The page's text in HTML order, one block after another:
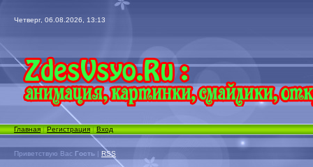
Четверг, 06.08.2026, 13:13
Главная|Регистрация|Вход
Приветствую Вас Гость | RSS